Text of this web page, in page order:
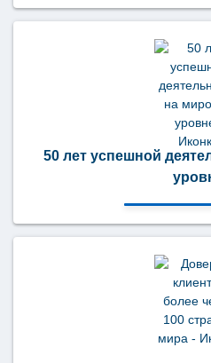
50 лет успешной